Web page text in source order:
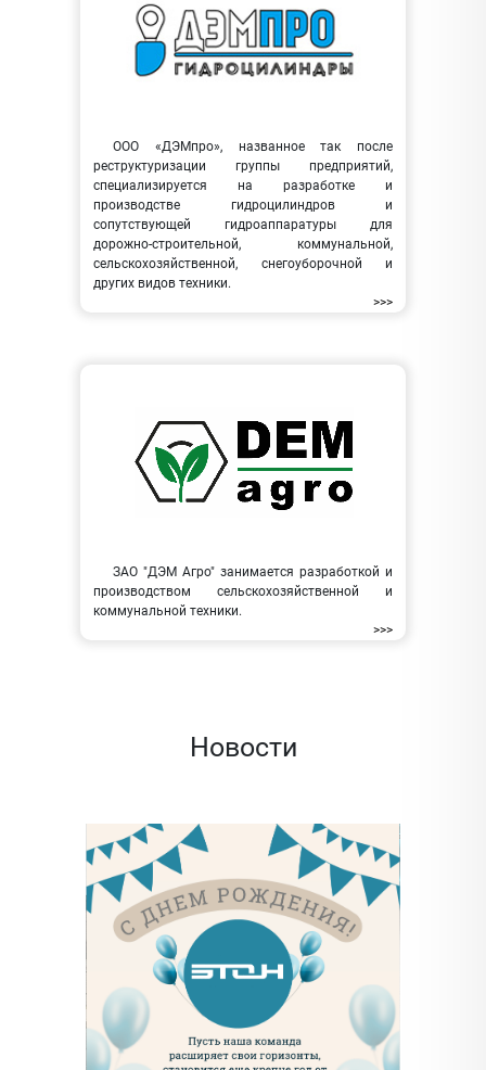
ООО «ДЭМпро», названное так после
реструктуризации группы предприятий,
специализируется на разработке и
производстве гидроцилиндров и
сопутствующей гидроаппаратуры для
дорожно-строительной, коммунальной,
сельскохозяйственной, снегоуборочной и
других видов техники.
>>>
ЗАО "ДЭМ Агро" занимается разработкой и
производством сельскохозяйственной и
коммунальной техники.
>>>
Новости